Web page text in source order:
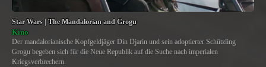
Star Wars | The Mandalorian and Grogu
Kino
Der mandalorianische Kopfgeldjäger Din Djarin und sein adoptierter Schützling
Grogu begeben sich für die Neue Republik auf die Suche nach imperialen
Kriegsverbrechern.